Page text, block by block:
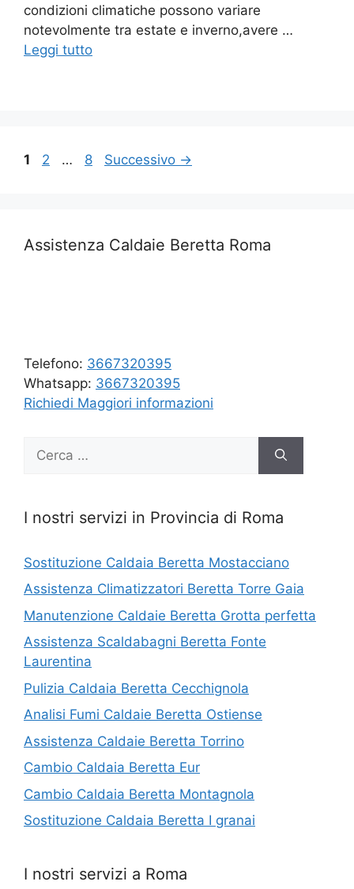
condizioni climatiche possono variare
notevolmente tra estate e inverno,avere …
Leggi tutto
Pagina
1 Pagina
2 … Pagina
8 Successivo →
Assistenza Caldaie Beretta Roma
Telefono: 3667320395
Whatsapp: 3667320395
Richiedi Maggiori informazioni
per:
I nostri servizi in Provincia di Roma
Sostituzione Caldaia Beretta Mostacciano
Assistenza Climatizzatori Beretta Torre Gaia
Manutenzione Caldaie Beretta Grotta perfetta
Assistenza Scaldabagni Beretta Fonte
Laurentina
Pulizia Caldaia Beretta Cecchignola
Analisi Fumi Caldaie Beretta Ostiense
Assistenza Caldaie Beretta Torrino
Cambio Caldaia Beretta Eur
Cambio Caldaia Beretta Montagnola
Sostituzione Caldaia Beretta I granai
I nostri servizi a Roma